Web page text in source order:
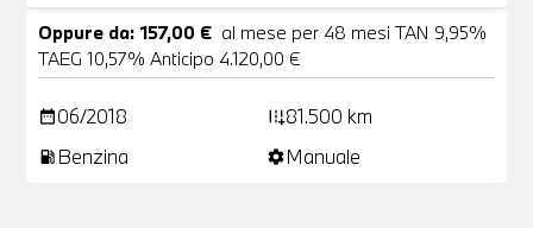
Oppure da: 157,00 € al mese per 48 mesi TAN 9,95%
TAEG 10,57% Anticipo 4.120,00 €
date_range06/2018 add_road81.500 km
local_gas_station Benzina settingsManuale